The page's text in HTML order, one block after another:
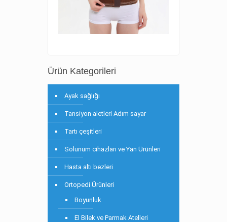
Ürün Kategorileri
Ayak sağlığı
Tansiyon aletleri Adım sayar
Tartı çeşitleri
Solunum cihazları ve Yan Ürünleri
Hasta altı bezleri
Ortopedi Ürünleri
Boyunluk
El Bilek ve Parmak Atelleri